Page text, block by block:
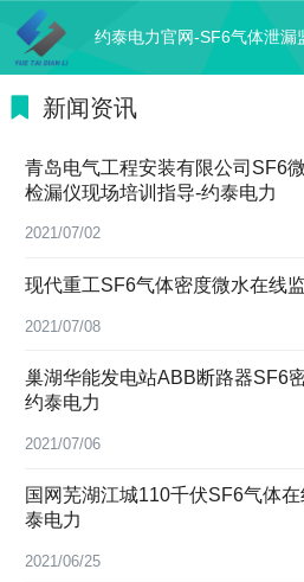
新闻资讯
青岛电气工程安装有限公司SF6
检漏仪现场培训指导-约泰电力
2021/07/02
现代重工SF6气体密度微水在线
2021/07/08
巢湖华能发电站ABB断路器SF6
约泰电力
2021/07/06
国网芜湖江城110千伏SF6气体
泰电力
2021/06/25